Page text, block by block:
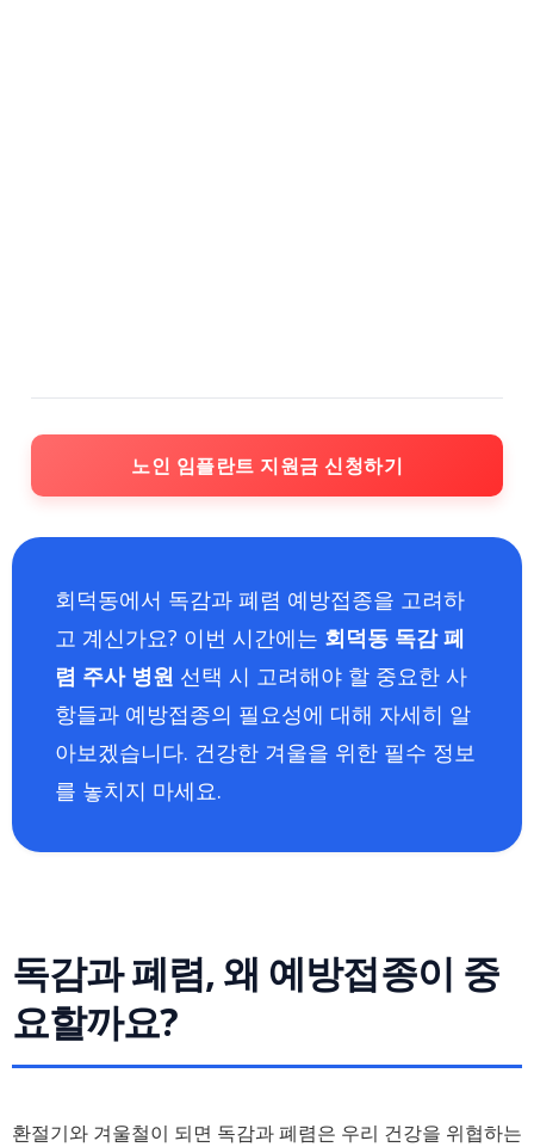
노인 임플란트 지원금 신청하기
회덕동에서 독감과 폐렴 예방접종을 고려하
고 계신가요? 이번 시간에는 회덕동 독감 폐
렴 주사 병원 선택 시 고려해야 할 중요한 사
항들과 예방접종의 필요성에 대해 자세히 알
아보겠습니다. 건강한 겨울을 위한 필수 정보
를 놓치지 마세요.
독감과 폐렴, 왜 예방접종이 중
요할까요?
환절기와 겨울철이 되면 독감과 폐렴은 우리 건강을 위협하는